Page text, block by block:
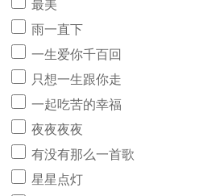
最美
雨一直下
一生爱你千百回
只想一生跟你走
一起吃苦的幸福
夜夜夜夜
有没有那么一首歌
星星点灯